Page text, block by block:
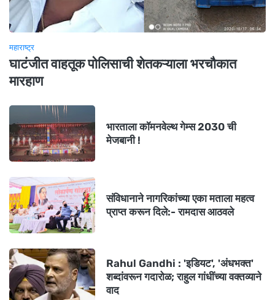
महाराष्ट्र
घाटंजीत वाहतूक पोलिसाची शेतकऱ्याला भरचौकात
मारहाण
भारताला कॉमनवेल्थ गेम्स 2030 ची
मेजबानी !
संविधानाने नागरिकांच्या एका मताला महत्व
प्राप्त करून दिले:- रामदास आठवले
Rahul Gandhi : 'इडियट', 'अंधभक्त'
शब्दांवरून गदारोळ; राहुल गांधींच्या वक्तव्याने
वाद